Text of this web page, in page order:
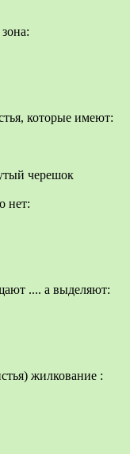
которые имеют:
черешок
нет:
.... а выделяют:
жилкование :